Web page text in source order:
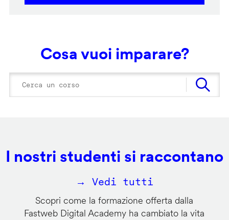
Cosa vuoi imparare?
I nostri studenti si raccontano
→ Vedi tutti
Scopri come la formazione offerta dalla
Fastweb Digital Academy ha cambiato la vita